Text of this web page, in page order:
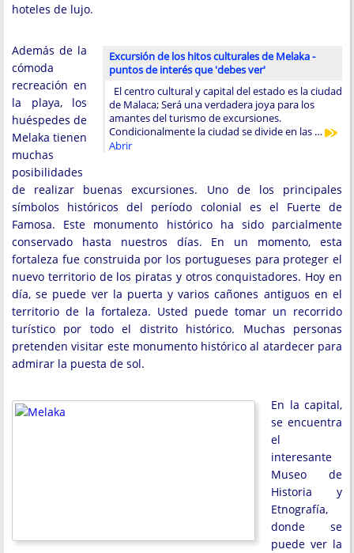
hoteles de lujo.
Excursión de los hitos culturales de Melaka -
puntos de interés que 'debes ver'
El centro cultural y capital del estado es la ciudad
de Malaca; Será una verdadera joya para los
amantes del turismo de excursiones.
Condicionalmente la ciudad se divide en las …
Abrir
Además de la
cómoda
recreación en
la playa, los
huéspedes de
Melaka tienen
muchas
posibilidades
de realizar buenas excursiones. Uno de los principales
símbolos históricos del período colonial es el Fuerte de
Famosa. Este monumento histórico ha sido parcialmente
conservado hasta nuestros días. En un momento, esta
fortaleza fue construida por los portugueses para proteger el
nuevo territorio de los piratas y otros conquistadores. Hoy en
día, se puede ver la puerta y varios cañones antiguos en el
territorio de la fortaleza. Usted puede tomar un recorrido
turístico por todo el distrito histórico. Muchas personas
pretenden visitar este monumento histórico al atardecer para
admirar la puesta de sol.
En la capital,
se encuentra
el
interesante
Museo de
Historia y
Etnografía,
donde se
puede ver la